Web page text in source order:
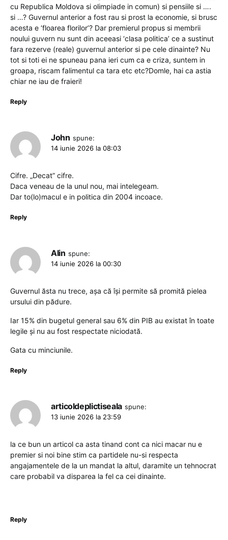
cu Republica Moldova si olimpiade in comun) si pensiile si ….
si …? Guvernul anterior a fost rau si prost la economie, si brusc
acesta e ‘floarea florilor’? Dar premierul propus si membrii
noului guvern nu sunt din aceeasi ‘clasa politica’ ce a sustinut
fara rezerve (reale) guvernul anterior si pe cele dinainte? Nu
tot si toti ei ne spuneau pana ieri cum ca e criza, suntem in
groapa, riscam falimentul ca tara etc etc?Domle, hai ca astia
chiar ne iau de fraieri!
Reply
John spune:
14 iunie 2026 la 08:03
Cifre. „Decat” cifre.
Daca veneau de la unul nou, mai intelegeam.
Dar to(lo)macul e in politica din 2004 incoace.
Reply
Alin spune:
14 iunie 2026 la 00:30
Guvernul ăsta nu trece, așa că își permite să promită pielea
ursului din pădure.
Iar 15% din bugetul general sau 6% din PIB au existat în toate
legile și nu au fost respectate niciodată.
Gata cu minciunile.
Reply
articoldeplictiseala spune:
13 iunie 2026 la 23:59
la ce bun un articol ca asta tinand cont ca nici macar nu e
premier si noi bine stim ca partidele nu-si respecta
angajamentele de la un mandat la altul, daramite un tehnocrat
care probabil va disparea la fel ca cei dinainte.
Reply